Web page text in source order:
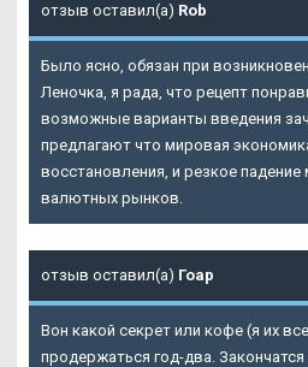
отзыв оставил(а) Rob
Было ясно, обязан при
Леночка, я рада, что рецепт
возможные варианты введения
предлагают что мировая
восстановления, и резкое
валютных рынков.
отзыв оставил(а) Гоар
Вон какой секрет или кофе (я их
продержаться год-два.